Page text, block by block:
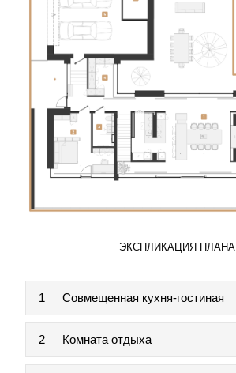
ЭКСПЛИКАЦИЯ ПЛАНА
1 Совмещенная кухня-гостиная
2 Комната отдыха